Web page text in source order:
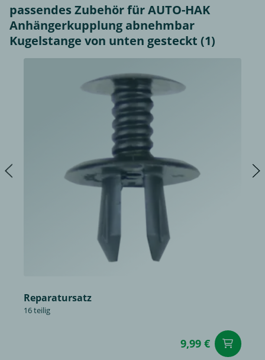
passendes Zubehör für AUTO-HAK
Anhängerkupplung abnehmbar
Kugelstange von unten gesteckt (1)
Reparatursatz
16 teilig
9,99 €